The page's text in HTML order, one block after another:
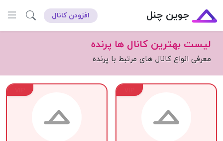
جوین چنل افزودن کانال
لیست بهترین کانال ها پرنده
معرفی انواع کانال های مرتبط با پرنده